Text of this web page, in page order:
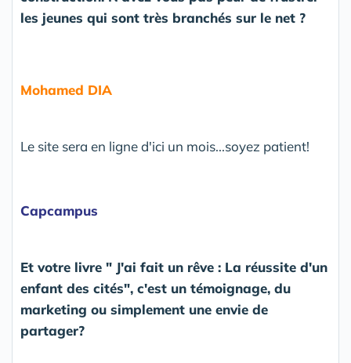
les jeunes qui sont très branchés sur le net ?
Mohamed DIA
Le site sera en ligne d'ici un mois...soyez patient!
Capcampus
Et votre livre " J'ai fait un rêve : La réussite d'un
enfant des cités", c'est un témoignage, du
marketing ou simplement une envie de
partager?